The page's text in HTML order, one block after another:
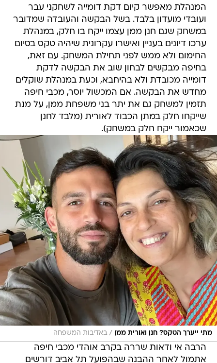
המנהלת מאפשר קיום דקת דומייה לשחקני עבר
ועובדי מועדון בלבד. בשל הבקשה והעובדה שמדובר
במשחק שגם חנן ממן עצמו ייקח בו חלק, במנהלת
ערכו דיונים בעניין ואישרו עקרונית שיהיה טקס בסיום
החימום ולא ממש לפני תחילת המשחק. עם זאת,
בחיפה מבקשים לבחון שוב את הבקשה לדקת
דומייה מכובדת ולא בהיחבא, וכעת במנהלת שוקלים
מחדש את הבקשה. אם המכשול יוסר, מכבי חיפה
תזמין למשחק גם את יתר בני משפחת ממן, על מנת
שייקחו חלק במתן הכבוד לאורית (מלבד לחנן
שכאמור ייקח חלק במשחק).
מתי ייערך הטקס? חנן ואורית ממן / באדיבות המשפחה
הרבה אי ודאות שררה בקרב אוהדי מכבי חיפה
אתמול לאחר ההבנה שבהפועל תל אביב דורשים